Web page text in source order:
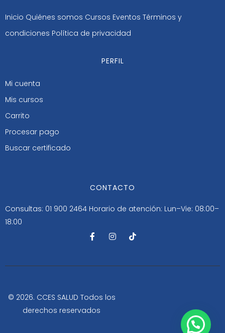
Inicio Quiénes somos Cursos Eventos Términos y
condiciones Política de privacidad
PERFIL
Mi cuenta
Mis cursos
Carrito
Procesar pago
Buscar certificado
CONTACTO
Consultas: 01 900 2464 Horario de atención: Lun–Vie: 08:00–
18:00
F
a
b
-
I
n
a
m
T
i
o
© 2026. CCES SALUD Todos los
derechos reservados